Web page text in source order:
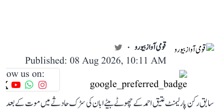
قومی آواز بیورو
Published: 08 Aug 2026, 10:11 AM
us on:
سابق رکن پارلیمنٹ عتیق احمد کے چھوٹے بیٹے ابان کی سڑک حادثے میں موت کے بعد